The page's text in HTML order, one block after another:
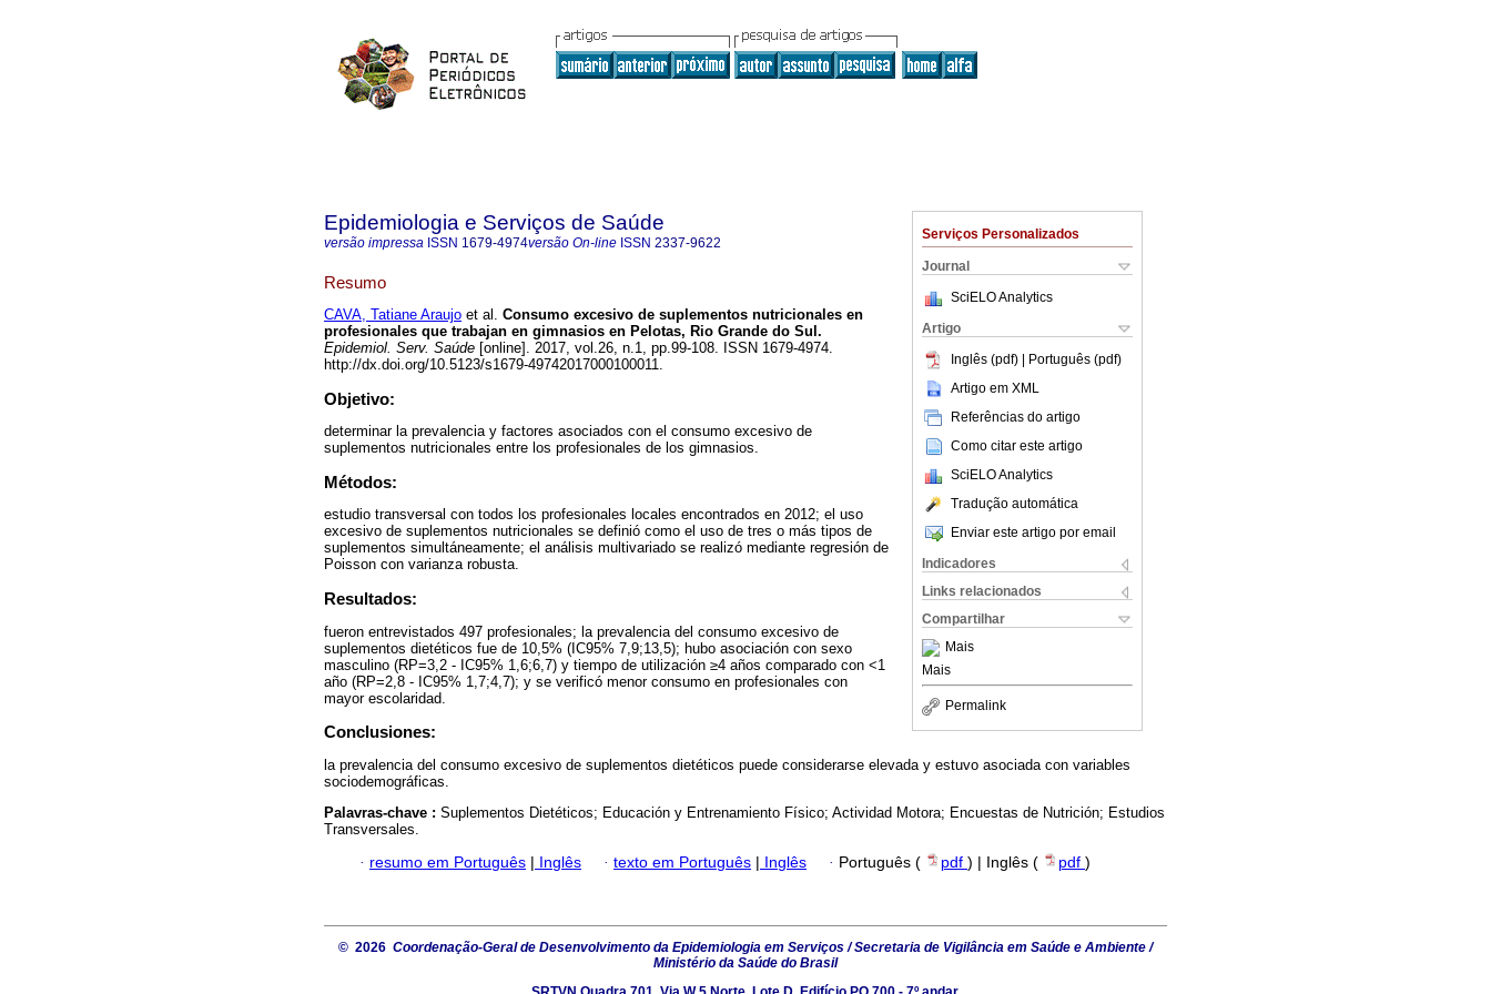
Serviços Personalizados
Journal
SciELO Analytics
Artigo
Inglês (pdf) | Português (pdf)
Artigo em XML
Referências do artigo
Como citar este artigo
SciELO Analytics
Tradução automática
Enviar este artigo por email
Indicadores
Links relacionados
Compartilhar
Mais
Mais
Permalink
Epidemiologia e Serviços de Saúde
versão impressa ISSN 1679-4974versão On-line ISSN 2337-9622
Resumo
CAVA, Tatiane Araujo et al. Consumo excesivo de suplementos nutricionales en
profesionales que trabajan en gimnasios en Pelotas, Rio Grande do Sul.
Epidemiol. Serv. Saúde [online]. 2017, vol.26, n.1, pp.99-108. ISSN 1679-4974.
http://dx.doi.org/10.5123/s1679-49742017000100011.
Objetivo:
determinar la prevalencia y factores asociados con el consumo excesivo de
suplementos nutricionales entre los profesionales de los gimnasios.
Métodos:
estudio transversal con todos los profesionales locales encontrados en 2012; el uso
excesivo de suplementos nutricionales se definió como el uso de tres o más tipos de
suplementos simultáneamente; el análisis multivariado se realizó mediante regresión de
Poisson con varianza robusta.
Resultados:
fueron entrevistados 497 profesionales; la prevalencia del consumo excesivo de
suplementos dietéticos fue de 10,5% (IC95% 7,9;13,5); hubo asociación con sexo
masculino (RP=3,2 - IC95% 1,6;6,7) y tiempo de utilización ≥4 años comparado con <1
año (RP=2,8 - IC95% 1,7;4,7); y se verificó menor consumo en profesionales con
mayor escolaridad.
Conclusiones:
la prevalencia del consumo excesivo de suplementos dietéticos puede considerarse elevada y estuvo asociada con variables
sociodemográficas.
Palavras-chave : Suplementos Dietéticos; Educación y Entrenamiento Físico; Actividad Motora; Encuestas de Nutrición; Estudios
Transversales.
· resumo em Português Inglês · texto em Português Inglês · Português ( pdf ) | Inglês ( pdf )
© 2026 Coordenação-Geral de Desenvolvimento da Epidemiologia em Serviços / Secretaria de Vigilância em Saúde e Ambiente /
Ministério da Saúde do Brasil